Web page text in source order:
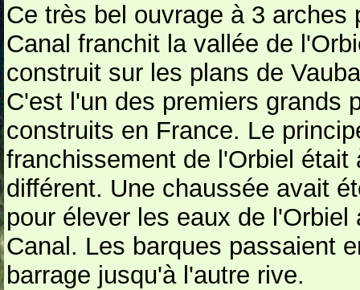
Ce très bel ouvrage à 3 arches
Canal franchit la vallée de
construit sur les plans de
C'est l'un des premiers grands
construits en France. Le
franchissement de l'Orbiel était
différent. Une chaussée avait
pour élever les eaux de l'Orbiel
Canal. Les barques passaient
barrage jusqu'à l'autre rive.